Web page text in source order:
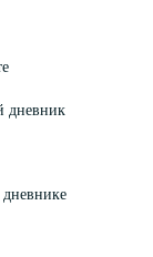
дневник